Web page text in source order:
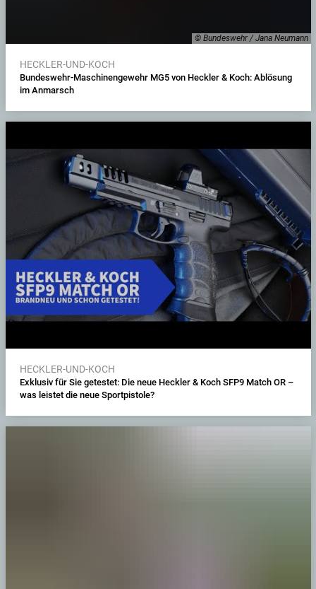
© Bundeswehr / Jana Neumann
HECKLER-UND-KOCH
Bundeswehr-Maschinengewehr MG5 von Heckler & Koch: Ablösung
im Anmarsch
HECKLER-UND-KOCH
Exklusiv für Sie getestet: Die neue Heckler & Koch SFP9 Match OR –
was leistet die neue Sportpistole?